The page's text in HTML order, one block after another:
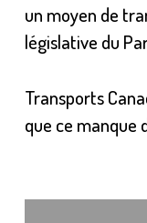
un moyen de
législative du
Transports
que ce manque